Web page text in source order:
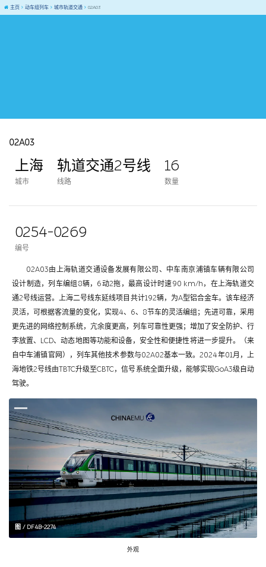
主页 动车组列车 城市轨道交通 02A03
02A03
上海
城市
轨道交通2号线
线路
16
数量
0254-0269
编号
02A03由上海轨道交通设备发展有限公司、中车南京浦镇车辆有限公司
设计制造，列车编组8辆，6动2拖，最高设计时速90 km/h，在上海轨道交
通2号线运营。上海二号线东延线项目共计192辆，为A型铝合金车。该车经济
灵活，可根据客流量的变化，实现4、6、8节车的灵活编组；先进可靠，采用
更先进的网络控制系统，亢余度更高，列车可靠性更强；增加了安全防护、行
李放置、LCD、动态地图等功能和设备，安全性和便捷性将进一步提升。（来
自中车浦镇官网），列车其他技术参数与02A02基本一致。2024年01月，上
海地铁2号线由TBTC升级至CBTC，信号系统全面升级，能够实现GoA3级自动
驾驶。
图 / DF4B-2274
外观